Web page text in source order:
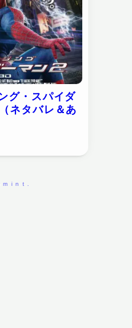
グ・スパイダ
ネタバレ＆あ